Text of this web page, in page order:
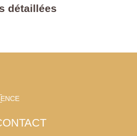
détaillées